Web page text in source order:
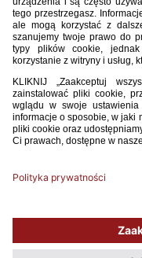
Fachowe Czasopismo
przez Kolegium Sędziów
SEDZIA05.pdf
Używamy plików cookies,